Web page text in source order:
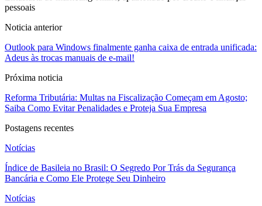
pessoais
Noticia anterior
Outlook para Windows finalmente ganha caixa de entrada unificada:
Adeus às trocas manuais de e-mail!
Próxima noticia
Reforma Tributária: Multas na Fiscalização Começam em Agosto;
Saiba Como Evitar Penalidades e Proteja Sua Empresa
Postagens recentes
Notícias
Índice de Basileia no Brasil: O Segredo Por Trás da Segurança
Bancária e Como Ele Protege Seu Dinheiro
Notícias